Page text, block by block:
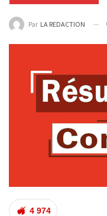
Par LA REDACTION
4 974